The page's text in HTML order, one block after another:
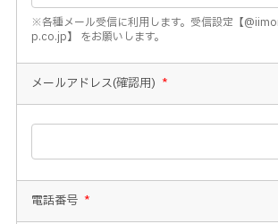
※各種メール受信に利用します。受信設定【
p.co.jp】 をお願いします。
メールアドレス(確認用) *
電話番号 *